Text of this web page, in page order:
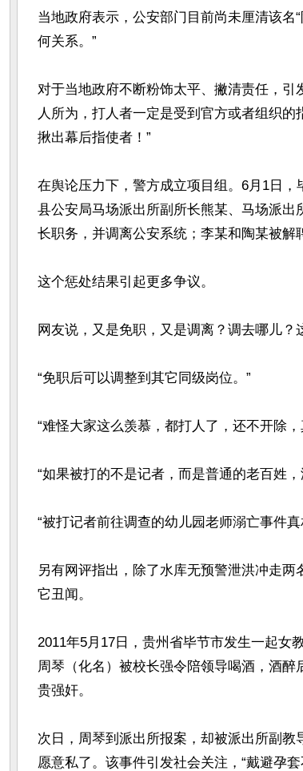
当地政府表示，公安部门目前尚未厘清该名
何关系。”
对于当地政府不断粉饰太平、撇清责任，引
人所为，打人者一定是受到官方或者组织
揪出幕后指使者！”
在舆论压力下，警方成立项目组。6月1日
县公安局马场派出所副所长熊某、马场派
长职务，并调离公安系统；李某和陶某被解
这个惩处结果引起更多争议。
网友说，又是免职，又是调离？调去哪儿？
“免职后可以调整到其它同级岗位。”
“难怪大家这么羡慕，都打人了，还不开除，
“如果被打的不是记者，而是普通的老百姓
“被打记者前往调查的幼儿园老师溺亡事件
另有网评指出，除了水库无预警泄洪冲走
它丑闻。
2011年5月17日，贵州省毕节市发生一起女
周琴（化名）被校长强令陪领导喝酒，酒
贵强奸。
次日，周琴到派出所报案，却被派出所副教
愿意私了。该事件引发社会关注，“戴避孕